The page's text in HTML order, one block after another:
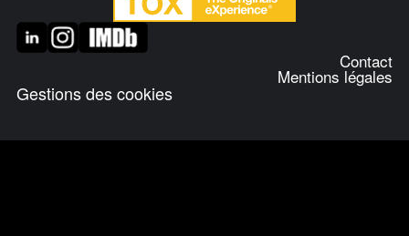
Contact
Mentions légales
Gestions des cookies